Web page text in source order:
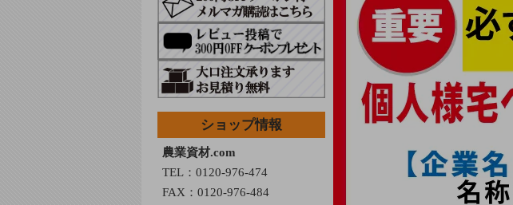
ショップ情報
農業資材.com
TEL： 0120-976-474
FAX：0120-976-484